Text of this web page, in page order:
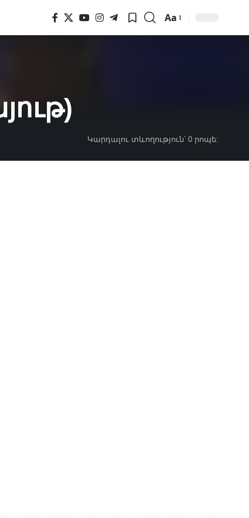
Font
Aa
Կարդալու տևողություն՝ 0 րոպե: